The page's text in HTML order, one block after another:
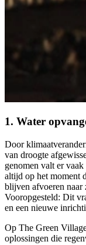
1. Water
Door
van droogte
genomen valt er
altijd op het moment
blijven afvoeren naar
Vooropgesteld: Dit
en een nieuwe
Op The Green
oplossingen die